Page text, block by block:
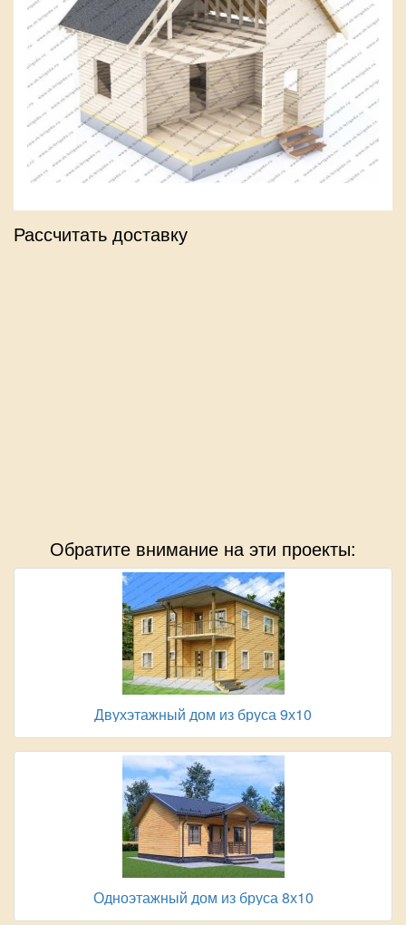
Рассчитать доставку
Обратите внимание на эти проекты:
Двухэтажный дом из бруса 9х10
Одноэтажный дом из бруса 8х10